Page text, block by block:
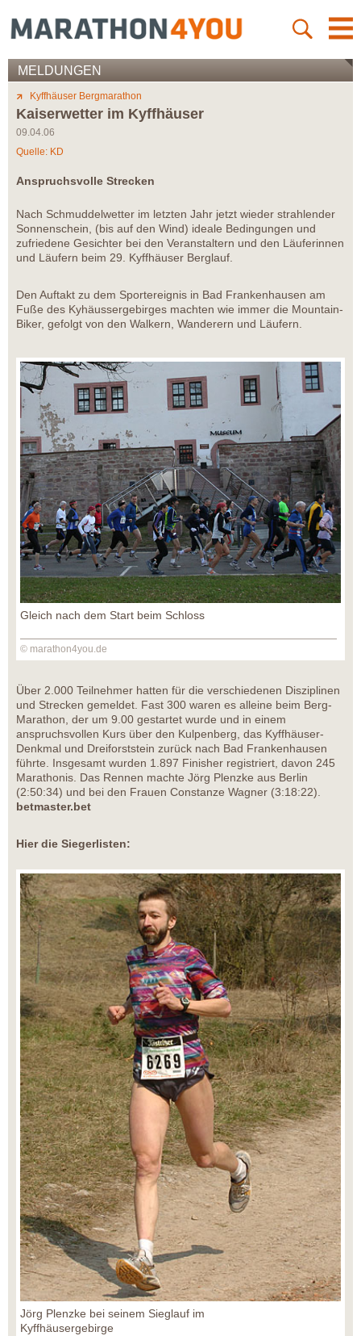
MELDUNGEN
Kyffhäuser Bergmarathon
Kaiserwetter im Kyffhäuser
09.04.06
Quelle: KD
Anspruchsvolle Strecken
Nach Schmuddelwetter im letzten Jahr jetzt wieder strahlender
Sonnenschein, (bis auf den Wind) ideale Bedingungen und
zufriedene Gesichter bei den Veranstaltern und den Läuferinnen
und Läufern beim 29. Kyffhäuser Berglauf.
Den Auftakt zu dem Sportereignis in Bad Frankenhausen am
Fuße des Kyhäussergebirges machten wie immer die Mountain-
Biker, gefolgt von den Walkern, Wanderern und Läufern.
Gleich nach dem Start beim Schloss
© marathon4you.de
Über 2.000 Teilnehmer hatten für die verschiedenen Disziplinen
und Strecken gemeldet. Fast 300 waren es alleine beim Berg-
Marathon, der um 9.00 gestartet wurde und in einem
anspruchsvollen Kurs über den Kulpenberg, das Kyffhäuser-
Denkmal und Dreiforststein zurück nach Bad Frankenhausen
führte. Insgesamt wurden 1.897 Finisher registriert, davon 245
Marathonis. Das Rennen machte Jörg Plenzke aus Berlin
(2:50:34) und bei den Frauen Constanze Wagner (3:18:22).
betmaster.bet
Hier die Siegerlisten:
Jörg Plenzke bei seinem Sieglauf im
Kyffhäusergebirge